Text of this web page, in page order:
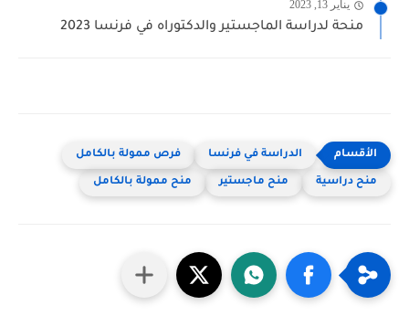
يناير 13, 2023
منحة لدراسة الماجستير والدكتوراه في فرنسا 2023
الدراسة في فرنسا فرص ممولة بالكامل
منح دراسية منح ماجستير منح ممولة بالكامل